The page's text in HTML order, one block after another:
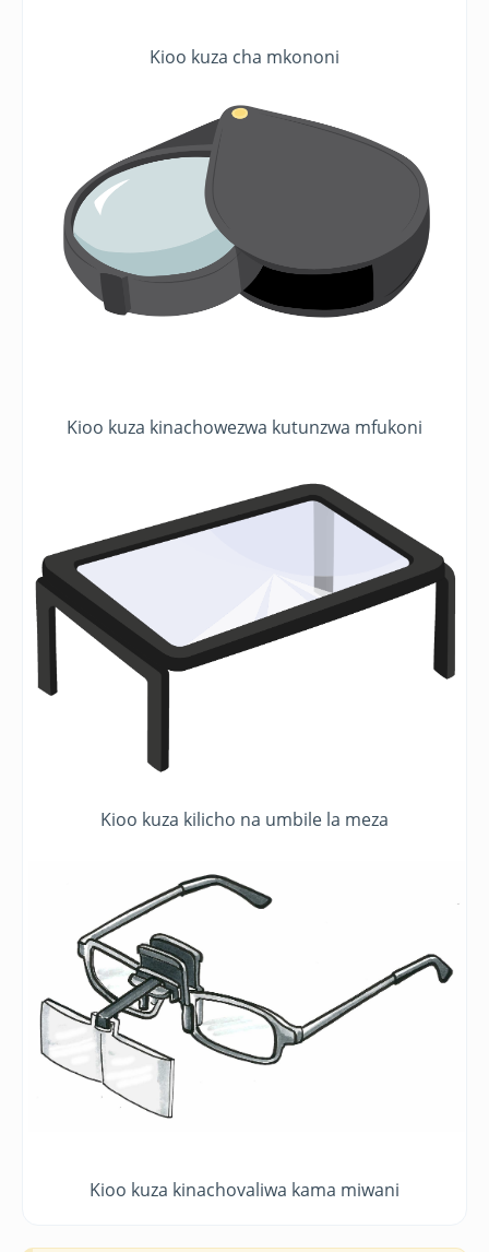
Kioo kuza cha mkononi
Kioo kuza kinachowezwa kutunzwa mfukoni
Kioo kuza kilicho na umbile la meza
Kioo kuza kinachovaliwa kama miwani